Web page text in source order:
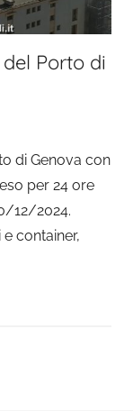
Porto di
di Genova con
per 24 ore
12/2024.
e container,